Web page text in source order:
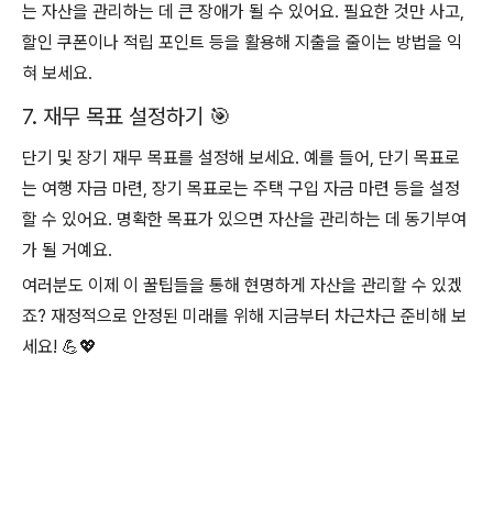
는 자산을 관리하는 데 큰 장애가 될 수 있어요. 필요한 것만 사고,
할인 쿠폰이나 적립 포인트 등을 활용해 지출을 줄이는 방법을 익
혀 보세요.
7. 재무 목표 설정하기 🎯
단기 및 장기 재무 목표를 설정해 보세요. 예를 들어, 단기 목표로
는 여행 자금 마련, 장기 목표로는 주택 구입 자금 마련 등을 설정
할 수 있어요. 명확한 목표가 있으면 자산을 관리하는 데 동기부여
가 될 거예요.
여러분도 이제 이 꿀팁들을 통해 현명하게 자산을 관리할 수 있겠
죠? 재정적으로 안정된 미래를 위해 지금부터 차근차근 준비해 보
세요! 💪💖